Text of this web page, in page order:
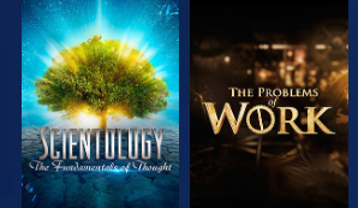
EXPLORA LAS
SERIES
EXPLORA LAS
SERIES